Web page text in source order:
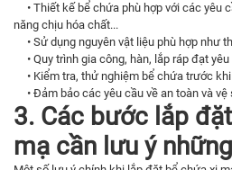
• Thiết kế bể chứa phù hợp với các yêu
năng chịu hóa chất...
• Sử dụng nguyên vật liệu phù hợp như
• Quy trình gia công, hàn, lắp ráp đạt
• Kiểm tra, thử nghiệm bể chứa trước khi
• Đảm bảo các yêu cầu về an toàn và vệ
3. Các bước lắp
mạ cần lưu ý